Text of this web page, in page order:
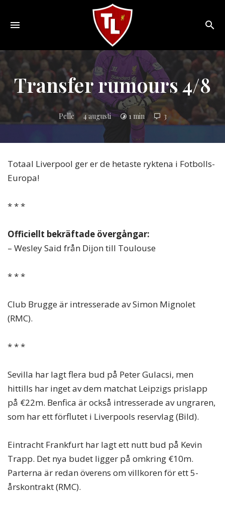
Sveriges
största
Liverpool
online
magazine!
Transfer rumours 4/8
Pelle 4 augusti 1 min 3
Totaal Liverpool ger er de hetaste ryktena i Fotbolls-
Europa!
* * *
Officiellt bekräftade övergångar:
– Wesley Said från Dijon till Toulouse
* * *
Club Brugge är intresserade av Simon Mignolet
(RMC).
* * *
Sevilla har lagt flera bud på Peter Gulacsi, men
hittills har inget av dem matchat Leipzigs prislapp
på €22m. Benfica är också intresserade av ungraren,
som har ett förflutet i Liverpools reservlag (Bild).
Eintracht Frankfurt har lagt ett nutt bud på Kevin
Trapp. Det nya budet ligger på omkring €10m.
Parterna är redan överens om villkoren för ett 5-
årskontrakt (RMC).